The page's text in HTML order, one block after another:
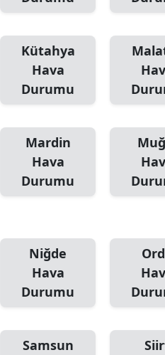
Ardahan
Iğdır
Karabük
Düzce
Kütahya
Hava
Durumu
Mardin
Hava
Durumu
Niğde
Hava
Durumu
Samsun